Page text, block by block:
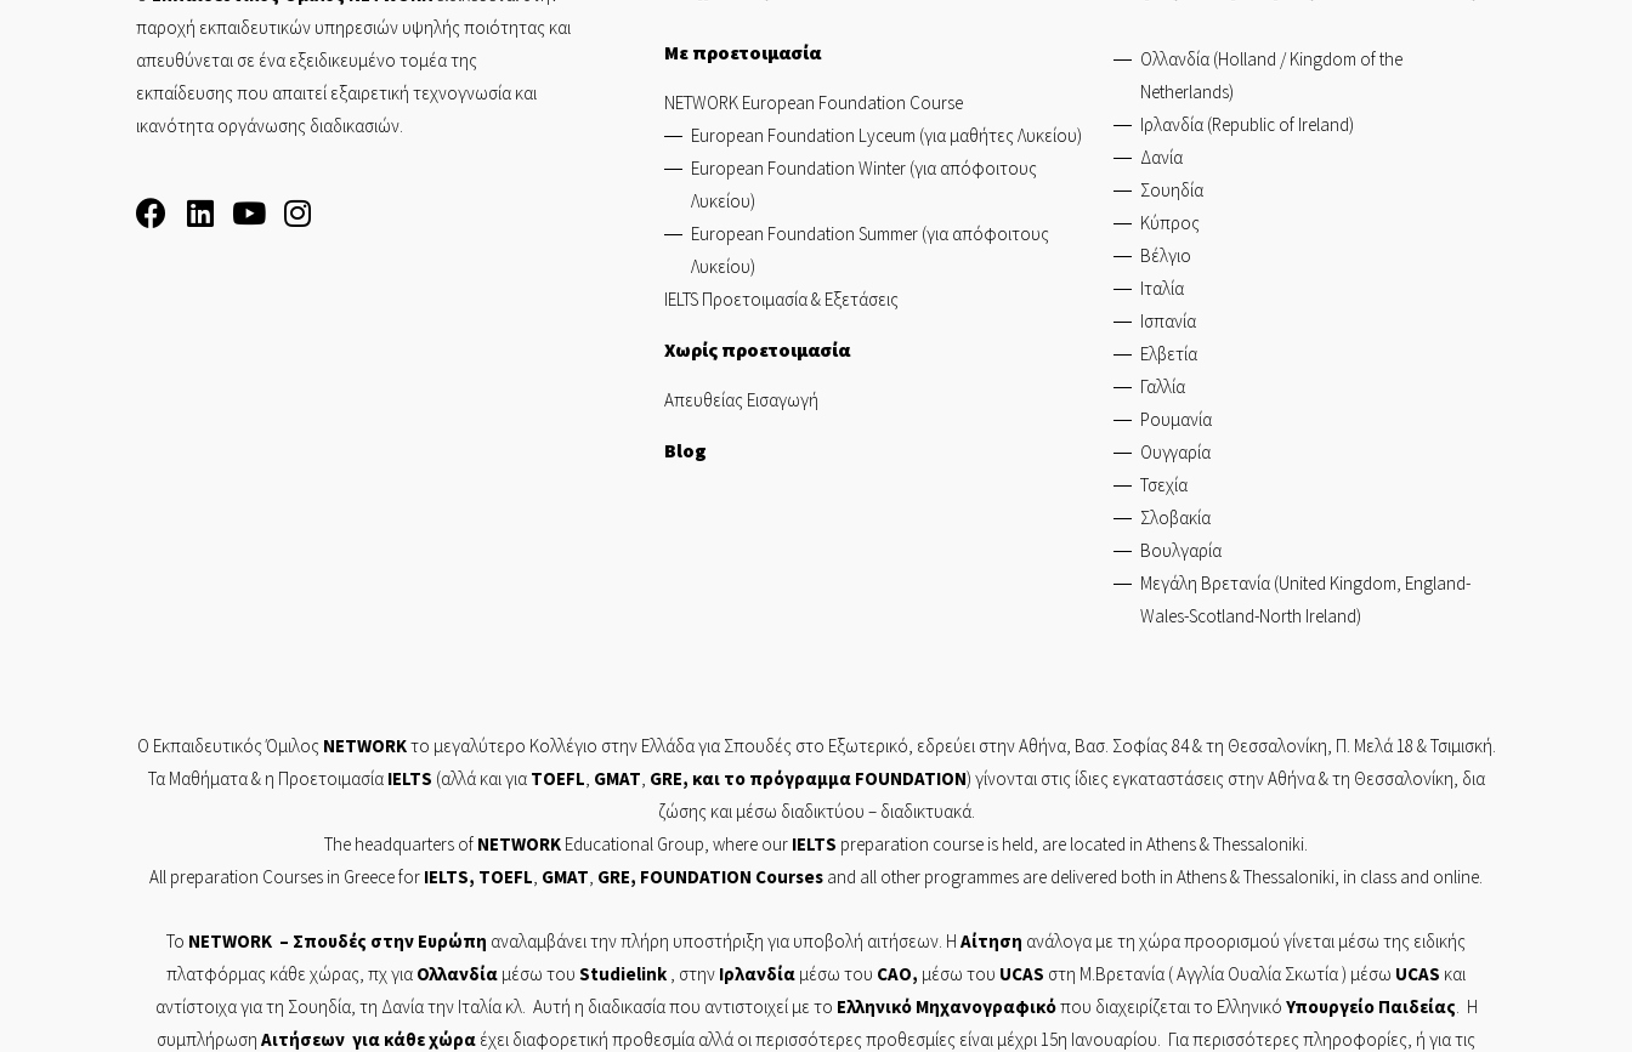
παροχή εκπαιδευτικών υπηρεσιών υψηλής ποιότητας και
απευθύνεται σε ένα εξειδικευμένο τομέα της
εκπαίδευσης που απαιτεί εξαιρετική τεχνογνωσία και
ικανότητα οργάνωσης διαδικασιών.
Με προετοιμασία
NETWORK European Foundation Course
European Foundation Lyceum (για μαθήτες Λυκείου)
European Foundation Winter (για απόφοιτους
Λυκείου)
European Foundation Summer (για απόφοιτους
Λυκείου)
IELTS Προετοιμασία & Εξετάσεις
Χωρίς προετοιμασία
Απευθείας Εισαγωγή
Blog
Ολλανδία (Holland / Kingdom of the
Netherlands)
Ιρλανδία (Republic of Ireland)
Δανία
Σουηδία
Κύπρος
Βέλγιο
Ιταλία
Ισπανία
Ελβετία
Γαλλία
Ρουμανία
Ουγγαρία
Τσεχία
Σλοβακία
Βουλγαρία
Μεγάλη Βρετανία (United Kingdom, England-
Wales-Scotland-North Ireland)
Ο Εκπαιδευτικός Όμιλος NETWORKτο μεγαλύτερο Κολλέγιο στην Ελλάδα για Σπουδές στο Εξωτερικό, εδρεύει στηνΑθήνα, Βασ. Σοφίας 84& τη Θεσσαλονίκη, Π. Μελά 18 & Τσιμισκή.
Τα Mαθήματα & η Προετοιμασία IELTS (αλλά και για TOEFL GMAT GRE, και το πρόγραμμα FOUNDATION) γίνονται στις ίδιες εγκαταστάσεις στην Αθήνα & τη Θεσσαλονίκη, δια
ζώσης και μέσω διαδικτύου – διαδικτυακά.
The headquarters of NETWORK Educational Group, where our IELTS preparation course is held, are located in Athens & Thessaloniki.
All preparation Courses in Greece for IELTS, TOEFL GMAT GRE, FOUNDATION Courses and all other programmes are delivered both in Athens & Thessaloniki, in class and online.
Το NETWORK – Σπουδές στην Ευρώπη αναλαμβάνει την πλήρη υποστήριξη για υποβολή αιτήσεων. Η Αίτηση ανάλογα με τη χώρα προορισμού γίνεται μέσω της ειδικής
πλατφόρμας κάθε χώρας, πχ για Ολλανδία μέσω του Studielink , στην Ιρλανδία μέσω του CAO, μέσω του UCAS στη Μ.Βρετανία ( Αγγλία Ουαλία Σκωτία ) μέσω UCAS και
αντίστοιχα για τη Σουηδία, τη Δανία την Ιταλία κλ. Αυτή η διαδικασία που αντιστοιχεί με το Ελληνικό Μηχανογραφικόπου διαχειρίζεται το Ελληνικό Υπουργείο Παιδείας . Η
συμπλήρωση Αιτήσεων για κάθε χώρα έχει διαφορετική προθεσμία αλλά οι περισσότερες προθεσμίες είναι μέχρι 15η Ιανουαρίου. Για περισσότερες πληροφορίες, ή για τις